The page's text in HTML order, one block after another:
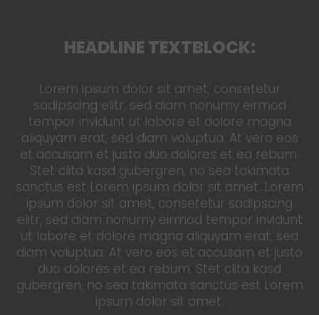
HEADLINE TEXTBLOCK:
Lorem ipsum dolor sit amet, consetetur
sadipscing elitr, sed diam nonumy eirmod
tempor invidunt ut labore et dolore magna
aliquyam erat, sed diam voluptua. At vero eos
et accusam et justo duo dolores et ea rebum.
Stet clita kasd gubergren, no sea takimata
sanctus est Lorem ipsum dolor sit amet. Lorem
ipsum dolor sit amet, consetetur sadipscing
elitr, sed diam nonumy eirmod tempor invidunt
ut labore et dolore magna aliquyam erat, sed
diam voluptua. At vero eos et accusam et justo
duo dolores et ea rebum. Stet clita kasd
gubergren, no sea takimata sanctus est Lorem
ipsum dolor sit amet.